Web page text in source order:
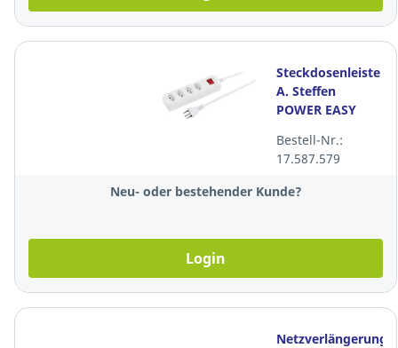
Steckdosenleiste
A. Steffen
POWER EASY
Schalter weiss
Bestell-Nr.:
17.587.579
Neu- oder bestehender Kunde?
Login